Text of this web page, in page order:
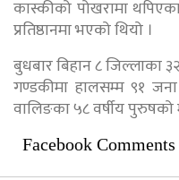
कास्कीको पोखरामा
प्रतिष्ठानमा भएको थियो ।
बुधबार बिहान ८ जिल्लाका
गण्डकीमा हालसम्म ९१
वालिङका ५८ वर्षीय
Facebook